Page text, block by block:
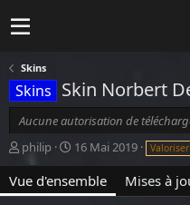
Skins
Skins Skin Norbert
Aucune autorisation de
A
u
t
e
philip
D
a
t
e
16 Mai 2019 Valoriser
Vue d'ensemble Mises à